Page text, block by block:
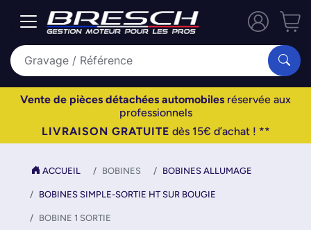
Vente de pièces détachées automobiles réservée aux
professionnels
LIVRAISON GRATUITE dès 15€ d’achat ! **
ACCUEIL BOBINES BOBINES ALLUMAGE
BOBINES SIMPLE-SORTIE HT SUR BOUGIE
BOBINE 1 SORTIE